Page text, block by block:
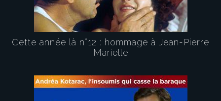
Cette année là n°12 : hommage à Jean-Pierre
Marielle